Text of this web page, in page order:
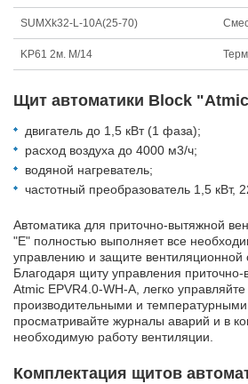
SUMXk32-L-10A(25-70)
KP61 2м. M/14
Щит автоматики Block
двигатель до 1,5 кВт (1 фаза);
расход воздуха до 4000 м3/ч;
водяной нагреватель;
частотный преобразователь 1,5 кВт,
Автоматика для приточно-вытяжной
"Е" полностью выполняет все
управлению и защите вентиляционной
Благодаря щиту управления
Atmic EPVR4.0-WH-A, легко
производительными и
просматривайте журналы аварий и в
необходимую работу вентиляции.
Комплектация щитов